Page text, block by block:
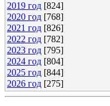
2019 год [824]
2020 год [768]
2021 год [826]
2022 год [782]
2023 год [795]
2024 год [804]
2025 год [844]
2026 год [275]